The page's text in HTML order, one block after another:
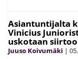
Asiantuntijalta
Vinicius
uskotaan
Juuso Koivumäki |